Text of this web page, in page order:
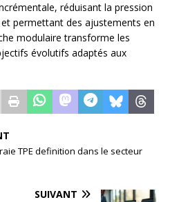
réduisant la pression
permettant des ajustements en
modulaire transforme les
évolutifs adaptés aux
TPE definition dans le secteur
SUIVANT